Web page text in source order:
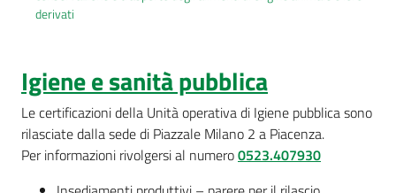
Strutture
territorio
Studiare
a
Piacenza
derivati
Igiene e sanità pubblica
Le certificazioni della Unità operativa di Igiene pubblica sono
rilasciate dalla sede di Piazzale Milano 2 a Piacenza.
Per informazioni rivolgersi al numero0523.407930